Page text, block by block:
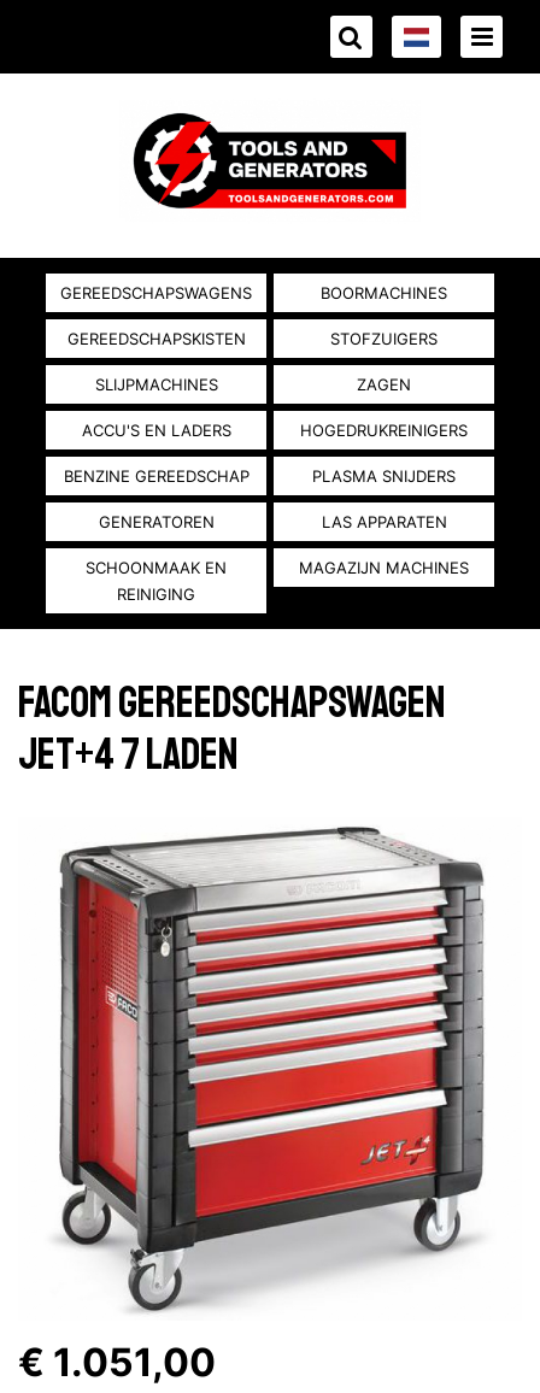
GEREEDSCHAPSWAGENS BOORMACHINES
GEREEDSCHAPSKISTEN STOFZUIGERS
SLIJPMACHINES ZAGEN
ACCU'S EN LADERS HOGEDRUKREINIGERS
BENZINE GEREEDSCHAP PLASMA SNIJDERS
GENERATOREN LAS APPARATEN
SCHOONMAAK EN
REINIGING
MAGAZIJN MACHINES
Facom gereedschapswagen
JET+4 7 laden
€ 1.051,00